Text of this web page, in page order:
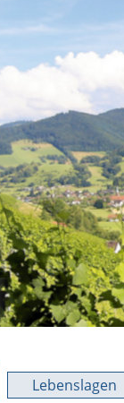
Lebenslagen